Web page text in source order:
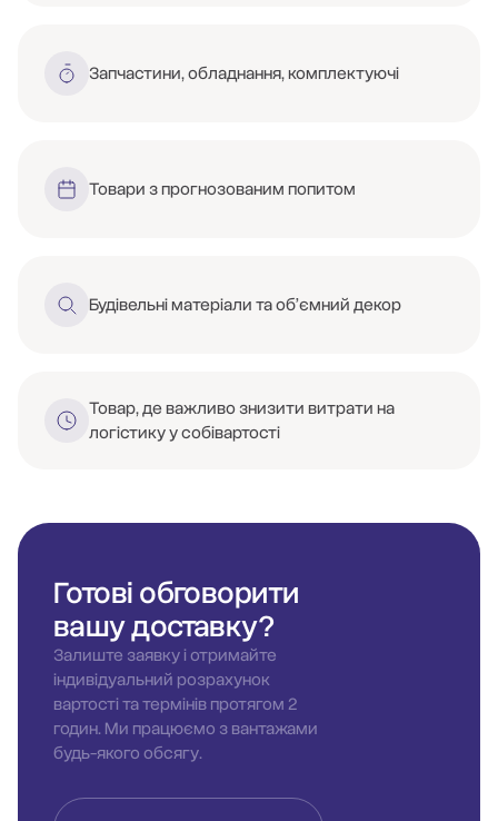
Запчастини, обладнання, комплектуючі
Товари з прогнозованим попитом
Будівельні матеріали та обʼємний декор
Товар, де важливо знизити витрати на
логістику у собівартості
Готові обговорити
вашу доставку?
Залиште заявку і отримайте
індивідуальний розрахунок
вартості та термінів протягом 2
годин. Ми працюємо з вантажами
будь-якого обсягу.